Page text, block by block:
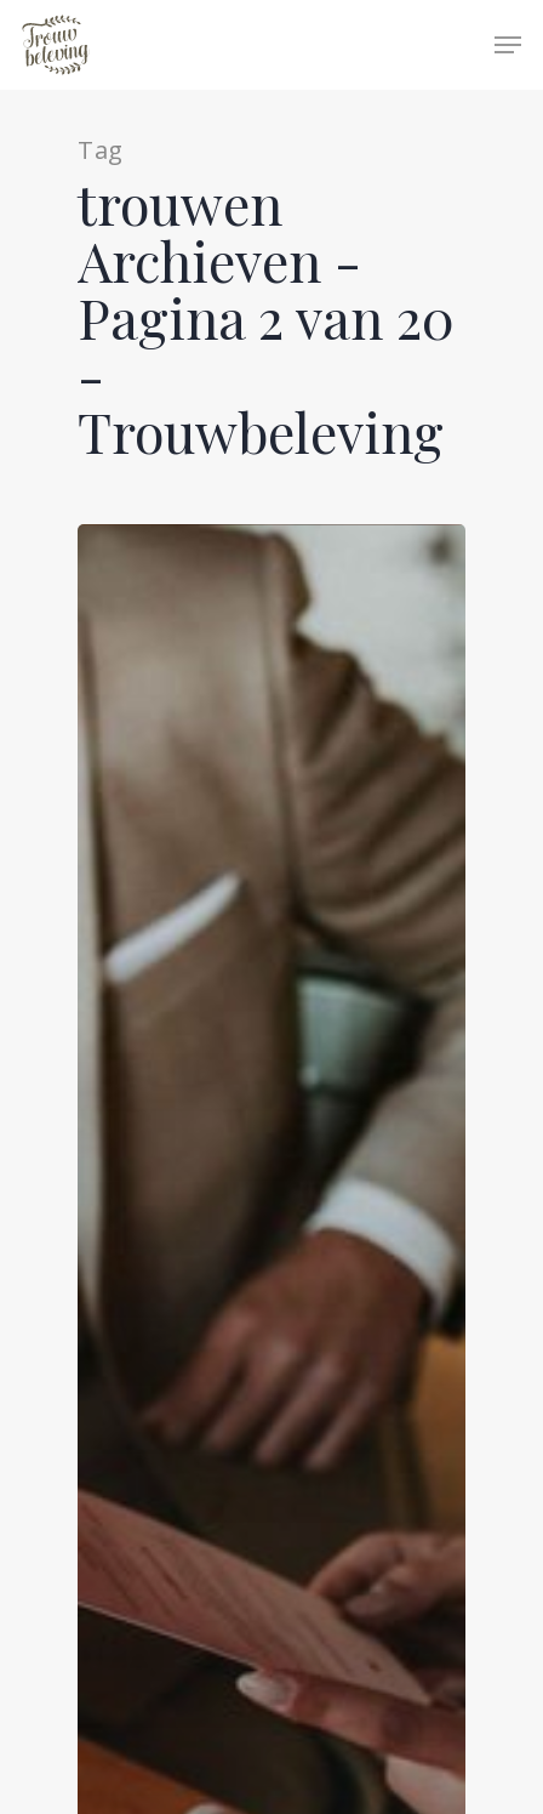
Hit enter to search or ESC to close
Tag
trouwen
Archieven -
Pagina 2 van 20
-
Trouwbeleving